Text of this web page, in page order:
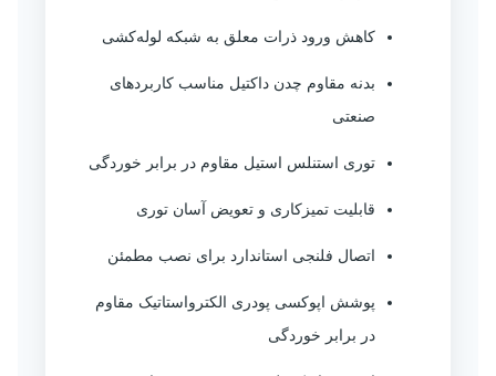
کاهش ورود ذرات معلق به شبکه لوله‌کشی
بدنه مقاوم چدن داکتیل مناسب کاربردهای
صنعتی
توری استنلس استیل مقاوم در برابر خوردگی
قابلیت تمیزکاری و تعویض آسان توری
اتصال فلنجی استاندارد برای نصب مطمئن
پوشش اپوکسی پودری الکترواستاتیک مقاوم
در برابر خوردگی